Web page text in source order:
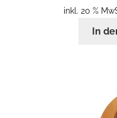
inkl. 20 %
In